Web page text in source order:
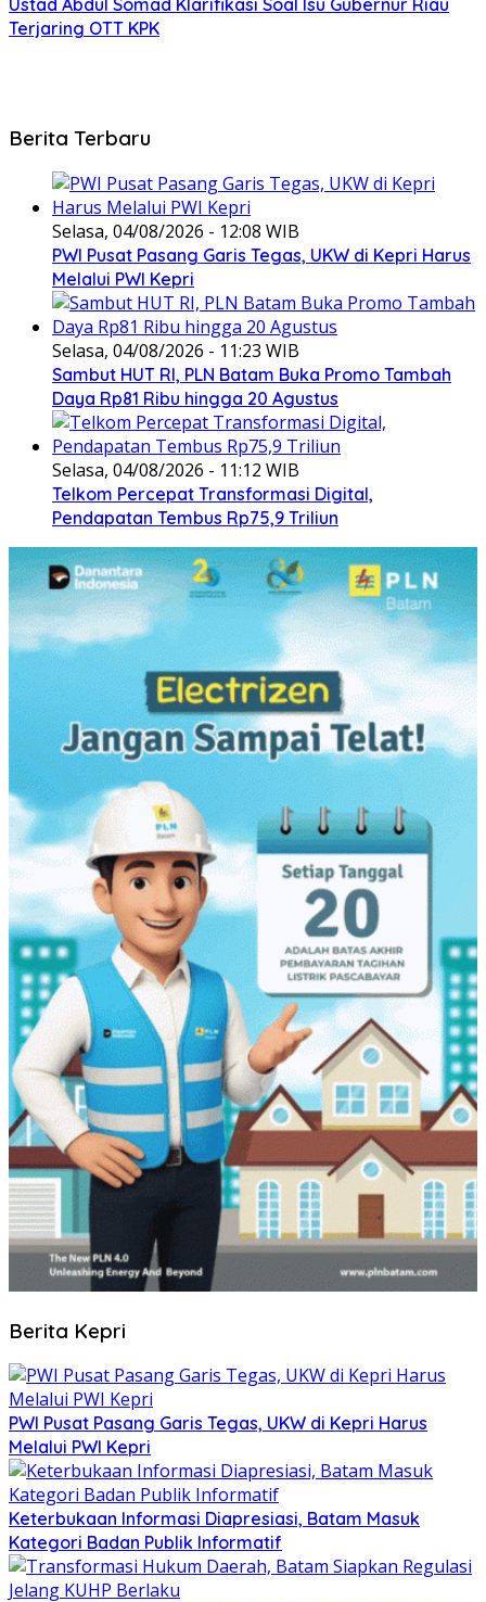
Terjaring OTT KPK
Berita Terbaru
Selasa, 04/08/2026 - 12:08 WIB
PWI Pusat Pasang Garis Tegas, UKW di Kepri Harus
Melalui PWI Kepri
Selasa, 04/08/2026 - 11:23 WIB
Sambut HUT RI, PLN Batam Buka Promo Tambah
Daya Rp81 Ribu hingga 20 Agustus
Selasa, 04/08/2026 - 11:12 WIB
Telkom Percepat Transformasi Digital,
Pendapatan Tembus Rp75,9 Triliun
Berita Kepri
PWI Pusat Pasang Garis Tegas, UKW di Kepri Harus
Melalui PWI Kepri
Keterbukaan Informasi Diapresiasi, Batam Masuk
Kategori Badan Publik Informatif